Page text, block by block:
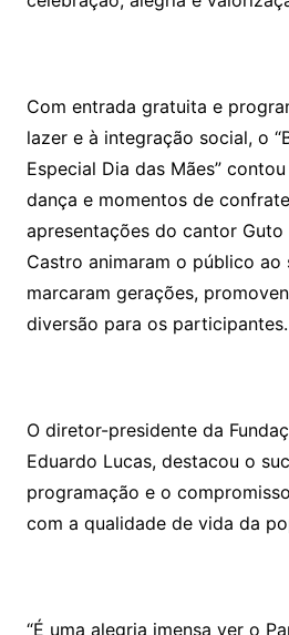
Com entrada gratuita e
lazer e à integração social, o
Especial Dia das Mães”
dança e momentos de
apresentações do cantor
Castro animaram o público ao
marcaram gerações,
diversão para os participantes.
O diretor-presidente da
Eduardo Lucas, destacou o
programação e o
com a qualidade de vida da
“É uma alegria imensa ver o